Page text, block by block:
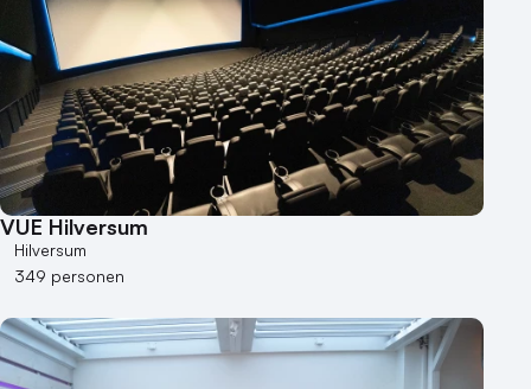
VUE Hilversum
Hilversum
349 personen